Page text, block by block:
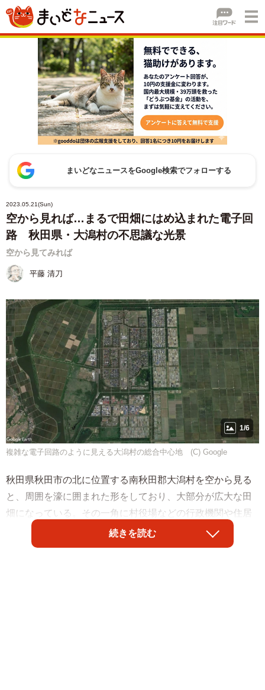
まいどなニュースをGoogle検索でフォローする
2023.05.21(Sun)
空から見れば…まるで田畑にはめ込まれた電子回
路 秋田県・大潟村の不思議な光景
空から見てみれば
平藤 清刀
1/6
複雑な電子回路のように見える大潟村の総合中心地 (C) Google
秋田県秋田市の北に位置する南秋田郡大潟村を空から見る
と、周囲を濠に囲まれた形をしており、大部分が広大な田
畑になっている。その一角に村役場などの行政機関や住居
が集中しているエリアがあって、まるで田畑にはめ込まれ
た電子回路のようにも見える。
続きを読む